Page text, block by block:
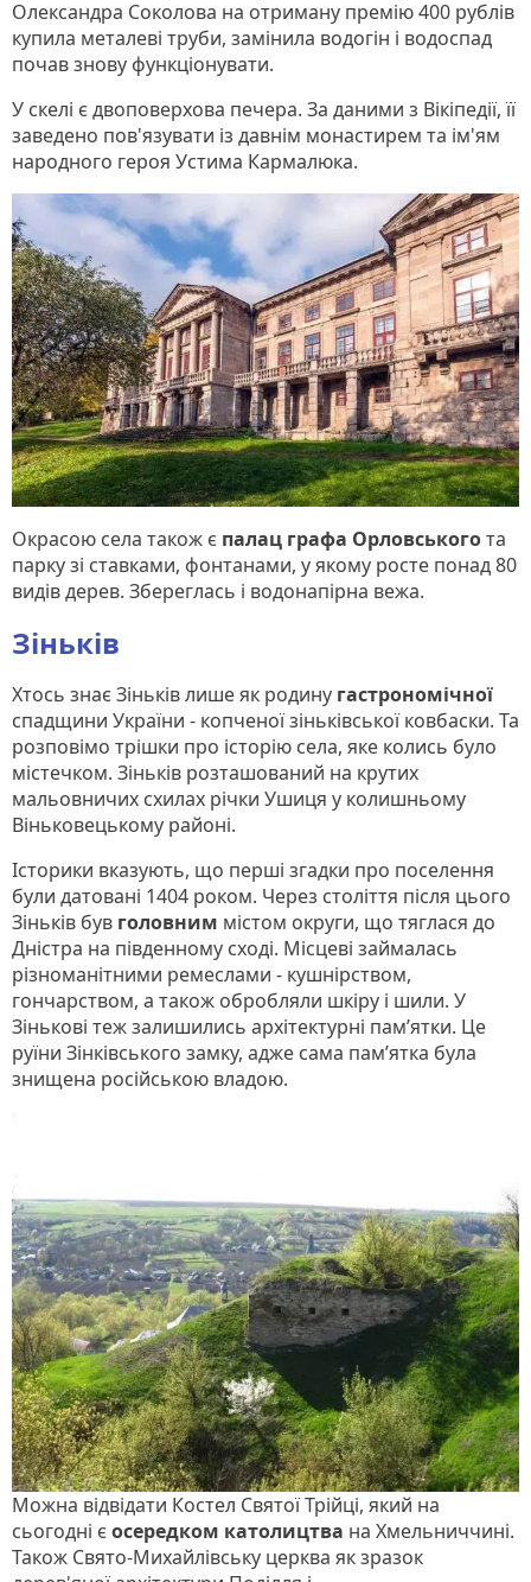
Олександра Соколова на отриману премію 400 рублів
купила металеві труби, замінила водогін і водоспад
почав знову функціонувати.
У скелі є двоповерхова печера. За даними з Вікіпедії, її
заведено пов'язувати із давнім монастирем та ім'ям
народного героя Устима Кармалюка.
Окрасою села також є палац графа Орловськогота
парку зі ставками, фонтанами, у якому росте понад 80
видів дерев. Збереглась і водонапірна вежа.
Зіньків
Хтось знає Зіньків лише як родину гастрономічної
спадщини України - копченої зіньківської ковбаски. Та
розповімо трішки про історію села, яке колись було
містечком. Зіньків розташований на крутих
мальовничих схилах річки Ушиця у колишньому
Віньковецькому районі.
Історики вказують, що перші згадки про поселення
були датовані 1404 роком. Через століття після цього
Зіньків був головним містом округи, що тяглася до
Дністра на південному сході. Місцеві займалась
різноманітними ремеслами - кушнірством,
гончарством, а також обробляли шкіру і шили. У
Зінькові теж залишились архітектурні пам’ятки. Це
руїни Зінківського замку, адже сама пам’ятка була
знищена російською владою.
Можна відвідати Костел Святої Трійці, який на
сьогодні єосередком католицтва на Хмельниччині.
Також Свято-Михайлівську церква як зразок